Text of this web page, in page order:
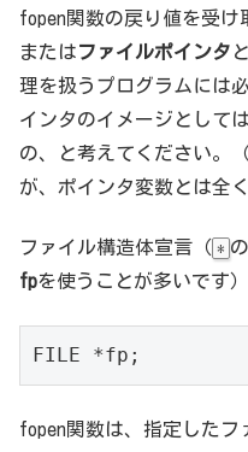
fopen関数の戻り値を受け
またはファイルポインタ
理を扱うプログラムには
インタのイメージとして
の、と考えてください。
が、ポインタ変数とは全
ファイル構造体宣言（ *
fpを使うことが多いです）
FILE *fp;
fopen関数は、指定したフ